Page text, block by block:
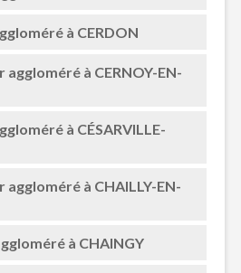
à CERDON
à CERNOY-EN-
à CÉSARVILLE-
à CHAILLY-EN-
à CHAINGY